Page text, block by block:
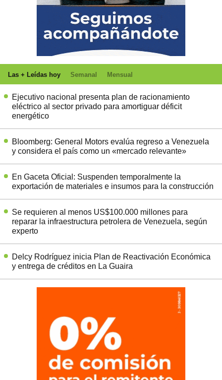
Las + Leídas hoy Semanal Mensual
Ejecutivo nacional presenta plan de racionamiento
eléctrico al sector privado para amortiguar déficit
energético
Bloomberg: General Motors evalúa regreso a Venezuela
y considera el país como un «mercado relevante»
En Gaceta Oficial: Suspenden temporalmente la
exportación de materiales e insumos para la construcción
Se requieren al menos US$100.000 millones para
reparar la infraestructura petrolera de Venezuela, según
experto
Delcy Rodríguez inicia Plan de Reactivación Económica
y entrega de créditos en La Guaira